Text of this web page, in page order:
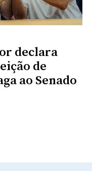
declara
de
ao Senado